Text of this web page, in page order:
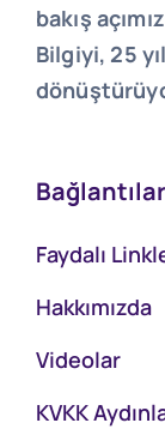
bakış
Bilgiyi, 25
Bağlantılar
Faydalı
Hakkımızda
Videolar
KVKK